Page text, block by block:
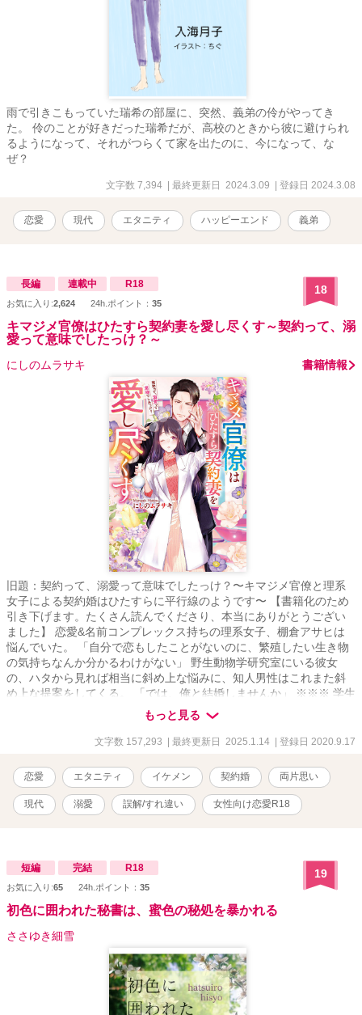
雨で引きこもっていた瑞希の部屋に、突然、義弟の伶がやってき
た。 伶のことが好きだった瑞希だが、高校のときから彼に避けられ
るようになって、それがつらくて家を出たのに、今になって、な
ぜ？
文字数 7,394 | 最終更新日 2024.3.09 | 登録日 2024.3.08
恋愛 現代 エタニティ ハッピーエンド 義弟
長編 連載中 R18
お気に入り:2,624 24h.ポイント： 35
18
キマジメ官僚はひたすら契約妻を愛し尽くす～契約って、溺
愛って意味でしたっけ？～
にしのムラサキ 書籍情報
旧題：契約って、溺愛って意味でしたっけ？〜キマジメ官僚と理系
女子による契約婚はひたすらに平行線のようです〜 【書籍化のため
引き下げます。たくさん読んでくださり、本当にありがとうござい
ました】 恋愛&名前コンプレックス持ちの理系女子、棚倉アサヒは
悩んでいた。 「自分で恋もしたことがないのに、繁殖したい生き物
の気持ちなんか分かるわけがない」 野生動物学研究室にいる彼女
の、ハタから見れば相当に斜め上な悩みに、知人男性はこれまた斜
め上な提案をしてくる。 「では、俺と結婚しませんか」 ※※※ 学生
時代から片想いしていた女性が論文のために恋をしたいと言い出し
た。 「誰かと寝たら分かるかな。つまり、繁殖行動の真似事を」 彼
女の台詞に、焦りに焦った生真面目な若手キャリア官僚、鮫川桔
ないセリフで──。 ※※※ えっちしてから（ようやく）恋に気がつ
いたアサヒと、絶賛片想い（だと思い込んでる）を続ける桔平の、
ひたすら平行線ないちゃらぶ契約婚のお話です。 「鮫川兄弟シリー
ズ」四男のお話です。
もっと見る
文字数 157,293 | 最終更新日 2025.1.14 | 登録日 2020.9.17
恋愛 エタニティ イケメン 契約婚 両片思い
現代 溺愛 誤解/すれ違い 女性向け恋愛R18
短編 完結 R18
お気に入り:65 24h.ポイント： 35
19
初色に囲われた秘書は、蜜色の秘処を暴かれる
ささゆき細雪